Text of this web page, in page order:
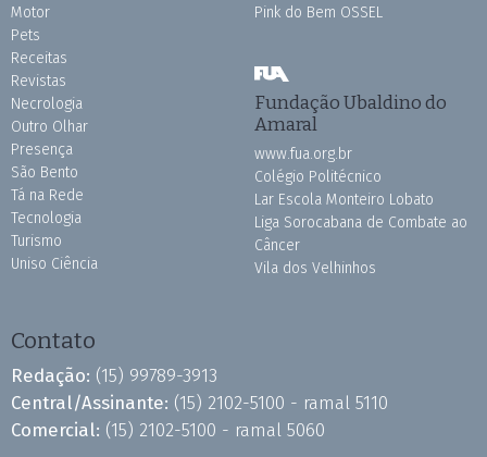
Motor
Pets
Receitas
Revistas
Necrologia
Outro Olhar
Presença
São Bento
Tá na Rede
Tecnologia
Turismo
Uniso Ciência
Pink do Bem OSSEL
Fundação Ubaldino do
Amaral
www.fua.org.br
Colégio Politécnico
Lar Escola Monteiro Lobato
Liga Sorocabana de Combate ao
Câncer
Vila dos Velhinhos
Contato
Redação: (15) 99789-3913
Central/Assinante: (15) 2102-5100 - ramal 5110
Comercial: (15) 2102-5100 - ramal 5060